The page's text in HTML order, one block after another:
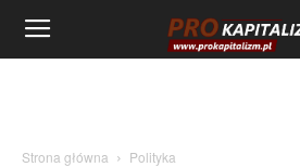
Strona główna Polityka